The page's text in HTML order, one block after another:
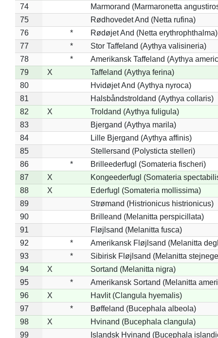
74
Marmorand (Marmaronetta
75
Rødhovedet And (Netta rufina)
76
*
Rødøjet And (Netta erythrophthalma)
77
*
Stor Taffeland (Aythya valisineria)
78
*
Amerikansk Taffeland (Aythya
79
X
Taffeland (Aythya ferina)
80
Hvidøjet And (Aythya nyroca)
81
Halsbåndstroldand (Aythya collaris)
82
X
Troldand (Aythya fuligula)
83
Bjergand (Aythya marila)
84
Lille Bjergand (Aythya affinis)
85
Stellersand (Polysticta stelleri)
86
*
Brilleederfugl (Somateria fischeri)
87
X
Kongeederfugl (Somateria
88
X
Ederfugl (Somateria mollissima)
89
Strømand (Histrionicus histrionicus)
90
Brilleand (Melanitta perspicillata)
91
Fløjlsand (Melanitta fusca)
92
*
Amerikansk Fløjlsand (Melanitta
93
*
Sibirisk Fløjlsand (Melanitta
94
X
Sortand (Melanitta nigra)
95
*
Amerikansk Sortand (Melanitta
96
X
Havlit (Clangula hyemalis)
97
*
Bøffeland (Bucephala albeola)
98
X
Hvinand (Bucephala clangula)
99
Islandsk Hvinand (Bucephala